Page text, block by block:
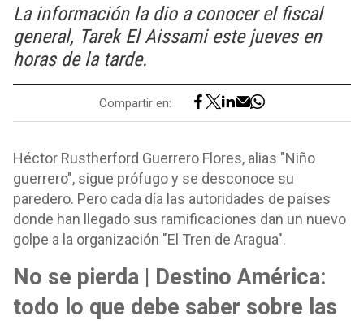
La información la dio a conocer el fiscal
general, Tarek El Aissami este jueves en
horas de la tarde.
Compartir en:
Héctor Rustherford Guerrero Flores, alias "Niño
guerrero", sigue prófugo y se desconoce su
paredero. Pero cada día las autoridades de países
donde han llegado sus ramificaciones dan un nuevo
golpe a la organización "El Tren de Aragua".
No se pierda | Destino América:
todo lo que debe saber sobre las